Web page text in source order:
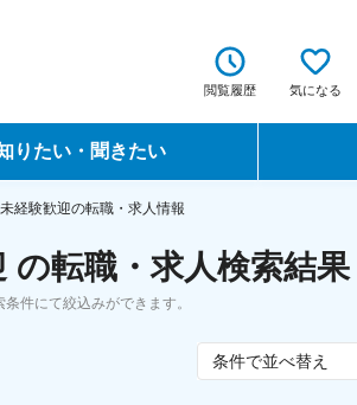
閲覧履歴 気になる
りたい・聞きたい
ウ
る転職 転職フェア
経験歓迎の転職・求人情報
の転職・求人検索結果
件にて絞込みができます。
条件で並べ替え